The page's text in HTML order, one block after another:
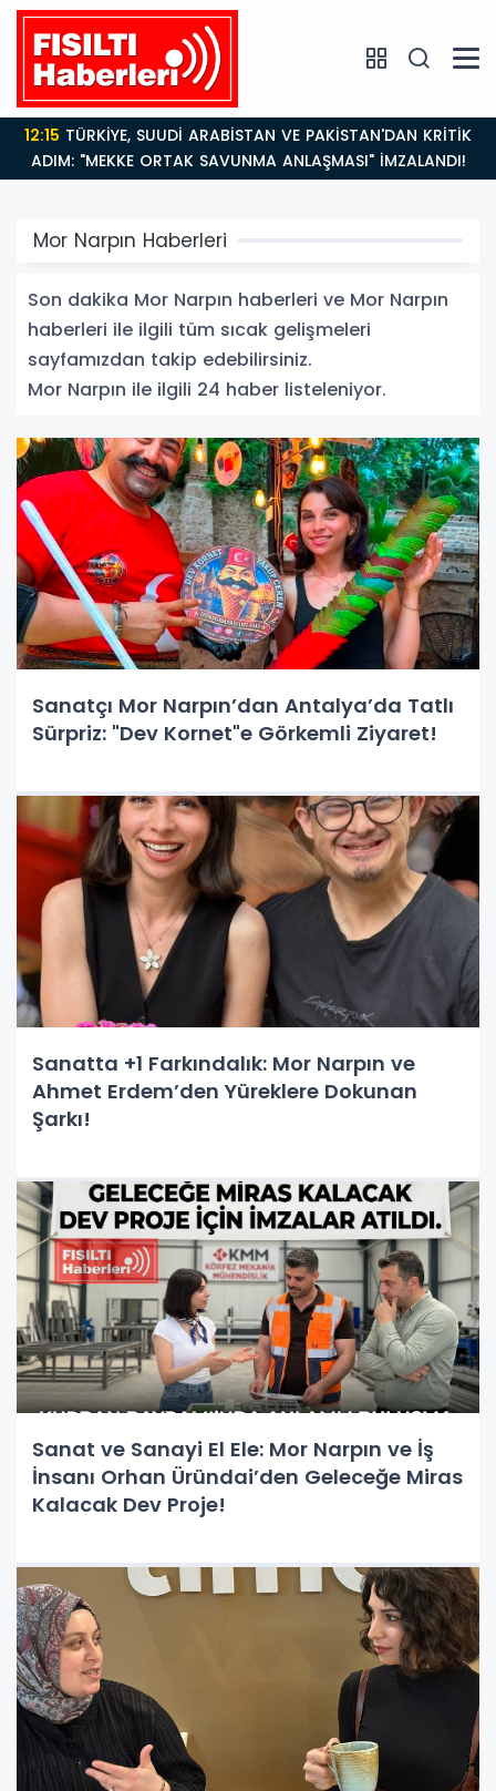
12:15
ADIM: "MEKKE ORTAK SAVUNMA ANLAŞMASI" İMZALANDI!
Mor Narpın Haberleri
Son dakika Mor Narpın haberleri ve Mor Narpın
haberleri ile ilgili tüm sıcak gelişmeleri
sayfamızdan takip edebilirsiniz.
Mor Narpın ile ilgili 24 haber listeleniyor.
Sanatçı Mor Narpın’dan Antalya’da Tatlı
Sürpriz: "Dev Kornet"e Görkemli Ziyaret!
Sanatta +1 Farkındalık: Mor Narpın ve
Ahmet Erdem’den Yüreklere Dokunan
Şarkı!
Sanat ve Sanayi El Ele: Mor Narpın ve İş
İnsanı Orhan Üründai’den Geleceğe Miras
Kalacak Dev Proje!